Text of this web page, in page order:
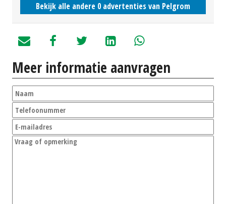
Bekijk alle andere 0 advertenties van Pelgrom
Meer informatie aanvragen